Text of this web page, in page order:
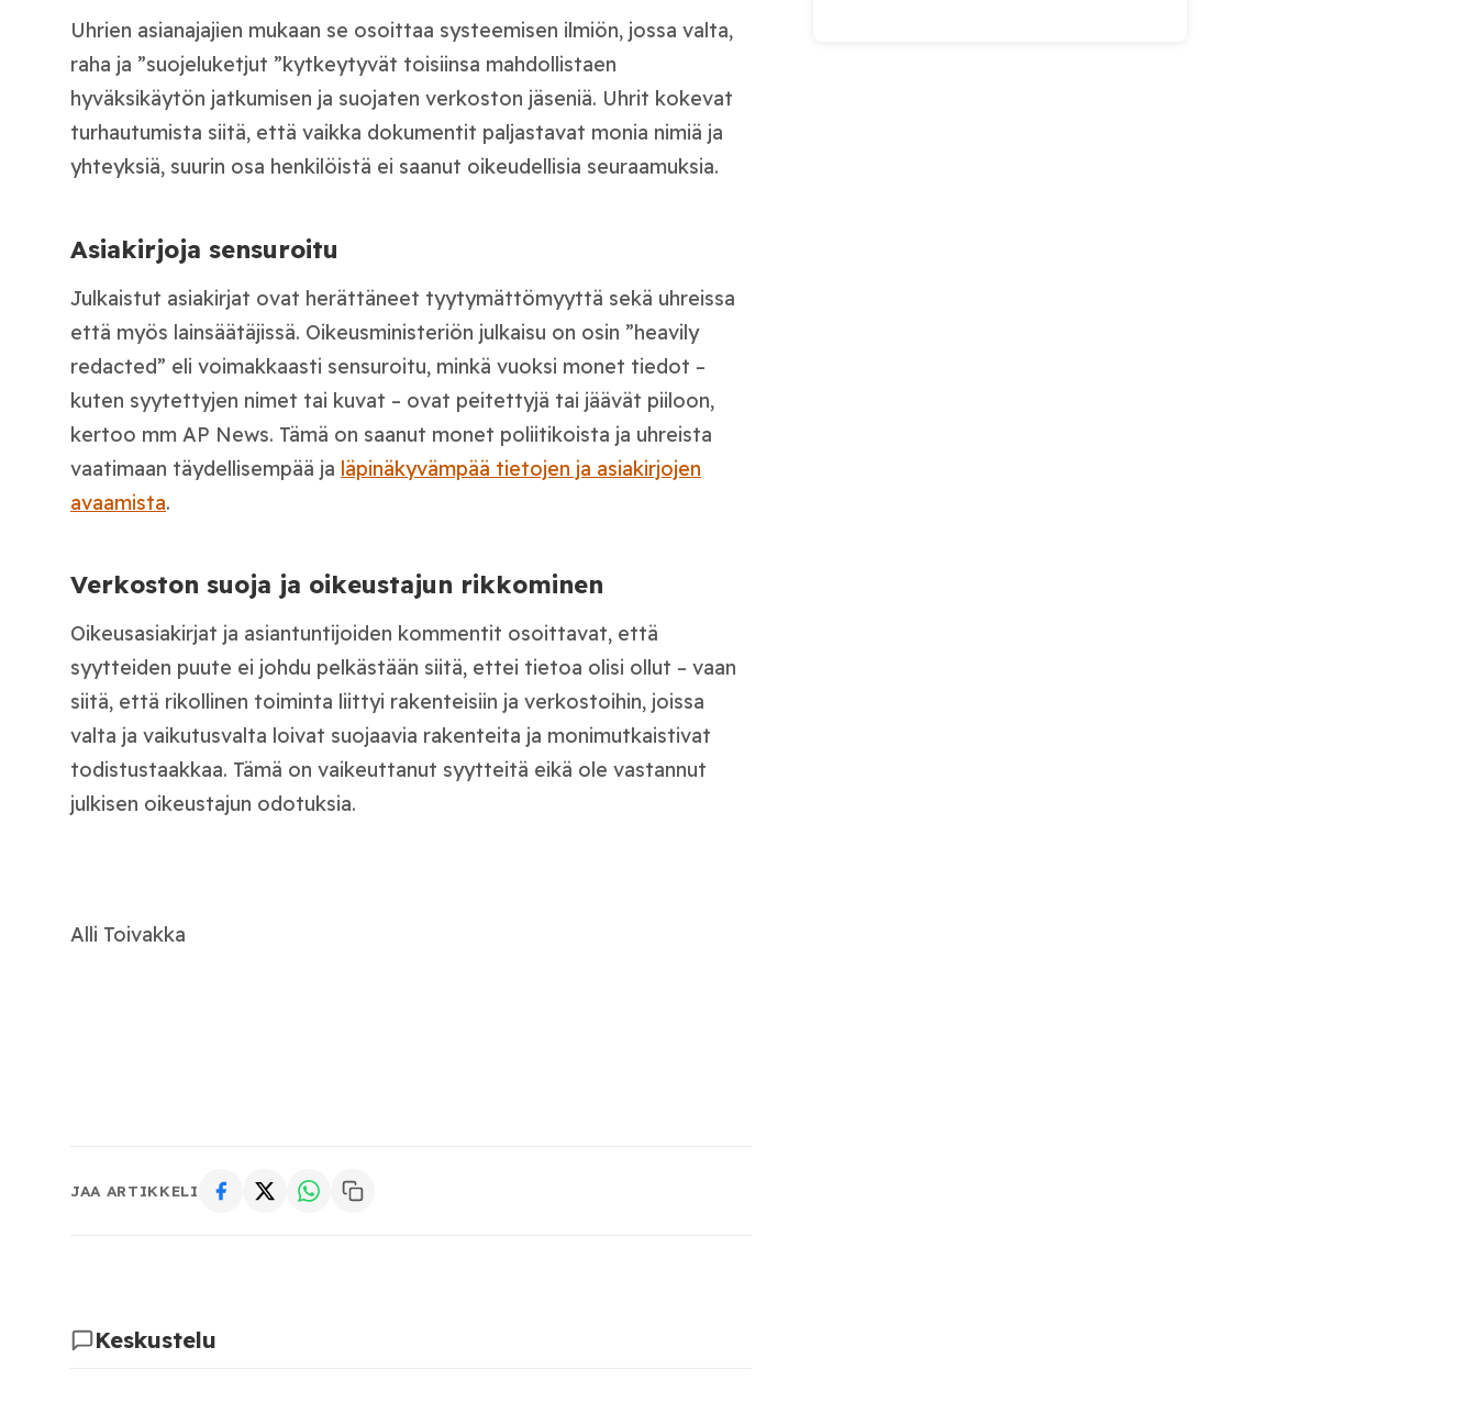
Uhrien asianajajien mukaan se osoittaa systeemisen ilmiön, jossa valta,
raha ja ”suojeluketjut ”kytkeytyvät toisiinsa mahdollistaen
hyväksikäytön jatkumisen ja suojaten verkoston jäseniä. Uhrit kokevat
turhautumista siitä, että vaikka dokumentit paljastavat monia nimiä ja
yhteyksiä, suurin osa henkilöistä ei saanut oikeudellisia seuraamuksia.
Asiakirjoja sensuroitu
Julkaistut asiakirjat ovat herättäneet tyytymättömyyttä sekä uhreissa
että myös lainsäätäjissä. Oikeusministeriön julkaisu on osin ”heavily
redacted” eli voimakkaasti sensuroitu, minkä vuoksi monet tiedot –
kuten syytettyjen nimet tai kuvat – ovat peitettyjä tai jäävät piiloon,
kertoo mm AP News. Tämä on saanut monet poliitikoista ja uhreista
vaatimaan täydellisempää ja läpinäkyvämpää tietojen ja asiakirjojen
avaamista.
Verkoston suoja ja oikeustajun rikkominen
Oikeusasiakirjat ja asiantuntijoiden kommentit osoittavat, että
syytteiden puute ei johdu pelkästään siitä, ettei tietoa olisi ollut – vaan
siitä, että rikollinen toiminta liittyi rakenteisiin ja verkostoihin, joissa
valta ja vaikutusvalta loivat suojaavia rakenteita ja monimutkaistivat
todistustaakkaa. Tämä on vaikeuttanut syytteitä eikä ole vastannut
julkisen oikeustajun odotuksia.
Alli Toivakka
JAA ARTIKKELI
Keskustelu